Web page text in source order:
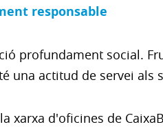
responsable
profundament social.
una actitud de servei als
xarxa d'oficines de